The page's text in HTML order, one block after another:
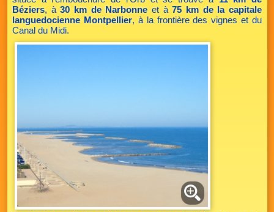
Béziers, à30 km de Narbonneet à75 km de la capitale
languedocienne Montpellier, à la frontière des vignes et du
Canal du Midi.